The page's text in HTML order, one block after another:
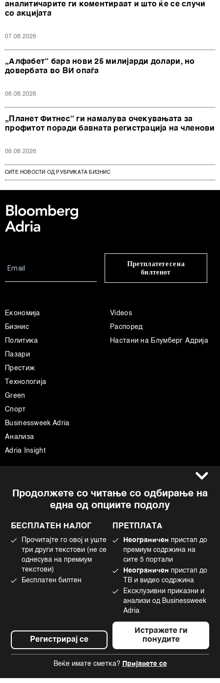
аналитичарите ги коментираат и што ќе се случи
со акцијата
07.08.2026
„Алфабет“ бара нови 25 милијарди долари, но
довербата во ВИ опаѓа
06.08.2026
„Планет Фитнес“ ги намалува очекувањата за
профитот поради бавната регистрација на членови
06.08.2026
СИТЕ НОВОСТИ ОД РУБРИКАТА БИЗНИС
Продолжете со читање со одбирање на
една од опциите подолу
БЕСПЛАТЕН НАЛОГ
Прочитајте го овој и уште
три други текстови (не се
однесува на премиум
текстови)
Бесплатен билтен
Регистрирај се
ПРЕТПЛАТА
Неограничен пристап до
премиум содржина на
сите 5 портали
Неограничен пристап до
ТВ и видео содржина
Ексклузивни приказни и
анализи од Businessweek
Adria
Истражете ги
понудите
Веќе имате сметка? Пријавете се
Претплатете се на
билтенот
Економија
Бизнис
Политика
Пазари
Престиж
Технологија
Green
Спорт
Businessweek Adria
Анализа
Adria Insight
Videos
Распоред
Настани на Блумберг Адрија
Импресум
Политика на приватност
Политика за колачиња
Употреба на вештачка интелигенција
Facebook
Instagram
Twitter
Tiktok
©2022 - 2026 Bloomberg L.P. All Rights Reserved. BLOOMBERG and the
BLOOMBERG logo are registered trademarks and service marks of
Bloomberg Finance L.P. or its subsidiaries, displayed with permission
Bloomberg Adria is a Mtel Swiss SA Property
News CMS by Cubes